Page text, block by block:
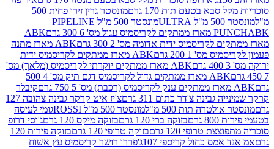
בטעם תות 170 גרם
מונסטר גרין זירו פחית 500
מונסטר 500 מ"ל PIPELINE
ABK
לקריסמיס ידית אדומה מס' 2 300 גרם
ABK מארז מתנה
מס' 1 200 גרם
ABK מארז ממתקים לקריסמיס ידית
ABK מארז ממתקים יוקרתי לקריסמיס (מלאך) מס'
ABK מארז ממתקים גדול לקריסמיס דגם תיק מס' 4 500
קיבלר
גבינה צ'דר כתום 311 גרם
צ'יז איט קרקר גבינה צהובה 127
תות 500 מ"ל
מונסטר 500 מ"ל ROSSI
גומי לעיסה
גרם
בזוקה ברי 120 גרם בזוקה מיקס 120 גרם
ג'וסי דרופ
טרופי 120 גרם
בזוקה טרופי 120 גרם
בזוקה פירות 120
כחול קריספי 107ג'
פררו רושר קריסמיס עץ אשוח